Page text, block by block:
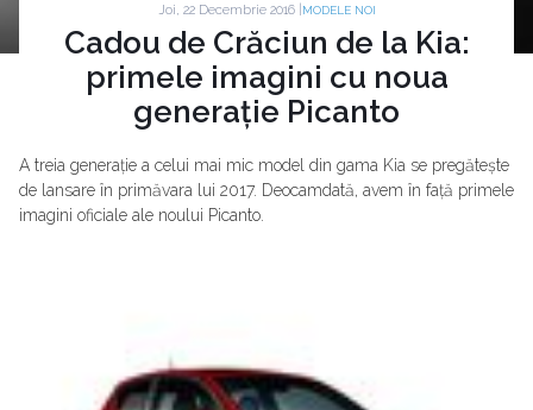
Joi, 22 Decembrie 2016 | MODELE NOI
Cadou de Crăciun de la Kia:
primele imagini cu noua
generație Picanto
A treia generație a celui mai mic model din gama Kia se pregătește
de lansare în primăvara lui 2017. Deocamdată, avem în față primele
imagini oficiale ale noului Picanto.